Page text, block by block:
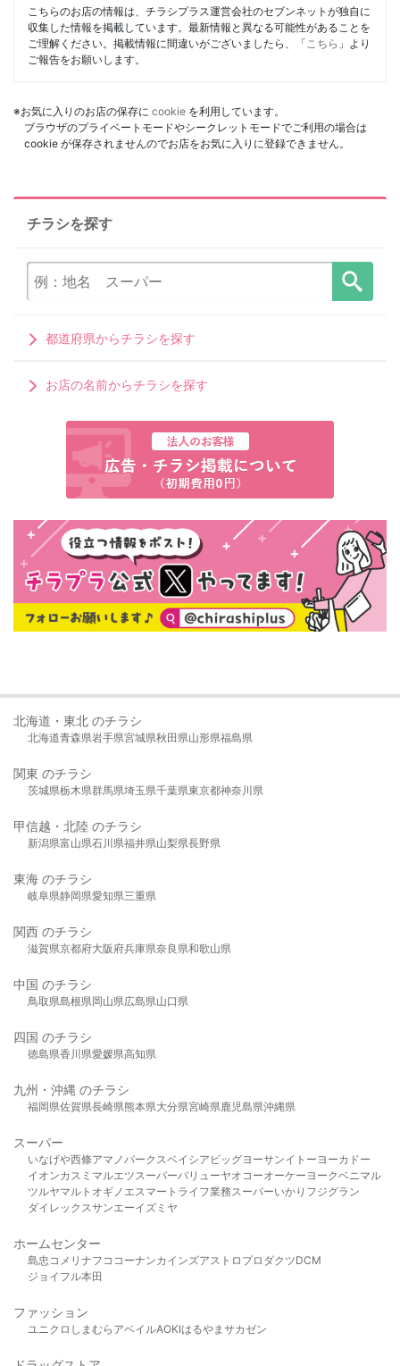
こちらのお店の情報は、チラシプラス運営会社のセブンネットが独自に
収集した情報を掲載しています。最新情報と異なる可能性があることを
ご理解ください。掲載情報に間違いがございましたら、「 こちら 」より
ご報告をお願いします。
※お気に入りのお店の保存に cookie を利用しています。
ブラウザのプライベートモードやシークレットモードでご利用の場合は
cookie が保存されませんのでお店をお気に入りに登録できません。
チラシを探す
都道府県からチラシを探す
お店の名前からチラシを探す
北海道・東北 のチラシ
北海道青森県岩手県宮城県秋田県山形県福島県
関東 のチラシ
茨城県栃木県群馬県埼玉県千葉県東京都神奈川県
甲信越・北陸 のチラシ
新潟県富山県石川県福井県山梨県長野県
東海 のチラシ
岐阜県静岡県愛知県三重県
関西 のチラシ
滋賀県京都府大阪府兵庫県奈良県和歌山県
中国 のチラシ
鳥取県島根県岡山県広島県山口県
四国 のチラシ
徳島県香川県愛媛県高知県
九州・沖縄 のチラシ
福岡県佐賀県長崎県熊本県大分県宮崎県鹿児島県沖縄県
スーパー
いなげや西條アマノパークスベイシア ビッグヨーサンイトーヨーカドー
イオンカスミ マルエツスーパーバリューヤオコーオーケー ヨークベニマル
ツルヤマルト オギノ エスマート ライフ業務スーパーいかり フジグラン
ダイレックスサンエーイズミヤ
ホームセンター
島忠 コメリ ナフコ コーナンカインズアストロプロダクツDCM
ジョイフル本田
ファッション
ユニクロ しまむら アベイルAOKIはるやま サカゼン